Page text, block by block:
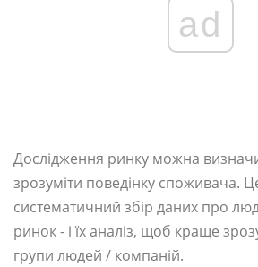
ad
Дослідження ринку можна
зрозуміти поведінку споживача.
систематичний збір даних про
ринок - і їх аналіз, щоб краще
групи людей / компаній.